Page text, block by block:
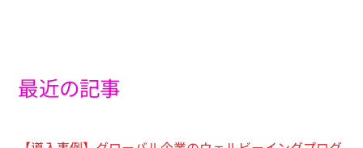
最近の記事